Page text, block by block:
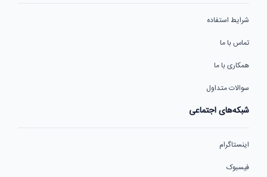
شرایط استفاده
تماس با ما
همکاری با ما
سوالات متداول
شبکه‌های اجتماعی
اینستاگرام
فیسبوک